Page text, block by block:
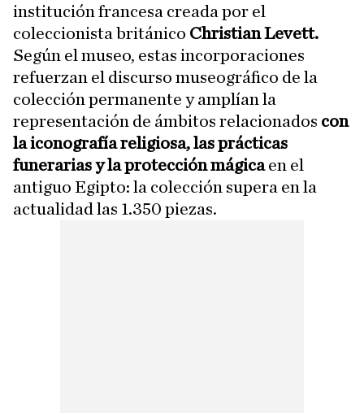
institución francesa creada por el
coleccionista británico Christian Levett.
Según el museo, estas incorporaciones
refuerzan el discurso museográfico de la
colección permanente y amplían la
representación de ámbitos relacionados con
la iconografía religiosa, las prácticas
funerarias y la protección mágicaen el
antiguo Egipto: la colección supera en la
actualidad las 1.350 piezas.